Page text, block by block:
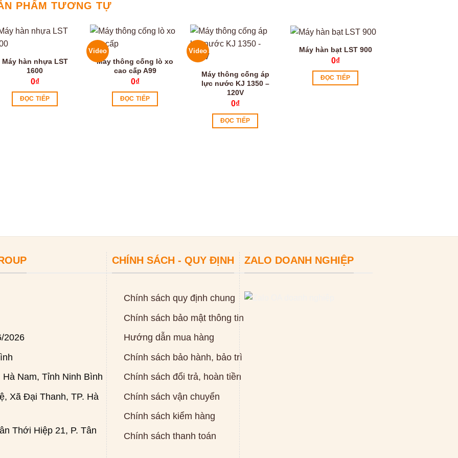
PHẨM TƯƠNG TỰ
Máy hàn nhựa LST
1600
0₫
ĐỌC TIẾP
Video
Máy thông cống lò xo
cao cấp A99
0₫
ĐỌC TIẾP
Video
Máy thông cống áp
lực nước KJ 1350 –
120V
0₫
ĐỌC TIẾP
Máy hàn bạt LST 900
0₫
ĐỌC TIẾP
2026
Nam, Tỉnh Ninh Bình
Xã Đại Thanh, TP. Hà
Thới Hiệp 21, P. Tân
CHÍNH SÁCH - QUY ĐỊNH
Chính sách quy định chung
Chính sách bảo mật thông tin
Hướng dẫn mua hàng
Chính sách bảo hành, bảo trì
Chính sách đổi trả, hoàn tiền
Chính sách vận chuyển
Chính sách kiểm hàng
Chính sách thanh toán
ZALO DOANH NGHIỆP